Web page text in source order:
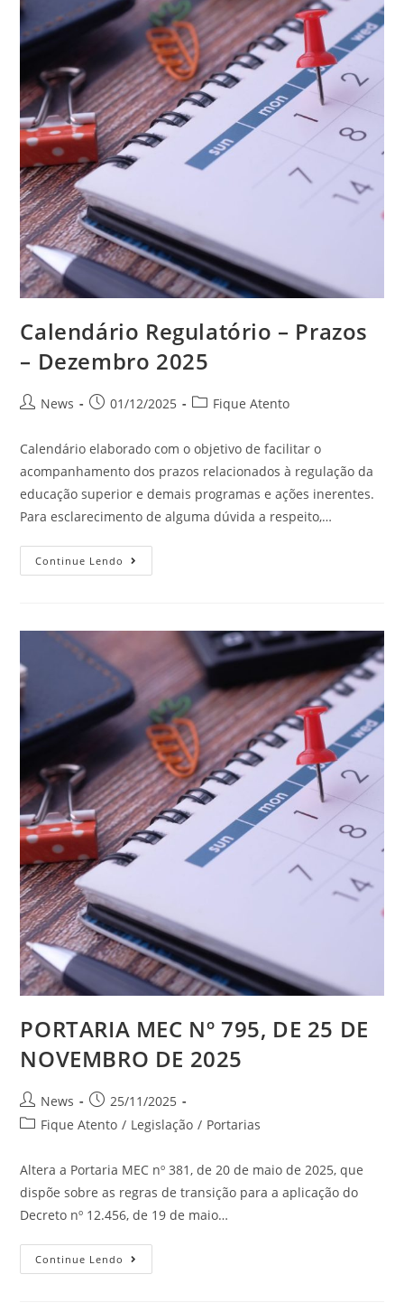
Calendário Regulatório – Prazos
– Dezembro 2025
News 01/12/2025 Fique Atento
Calendário elaborado com o objetivo de facilitar o
acompanhamento dos prazos relacionados à regulação da
educação superior e demais programas e ações inerentes.
Para esclarecimento de alguma dúvida a respeito,…
Continue Lendo
PORTARIA MEC Nº 795, DE 25 DE
NOVEMBRO DE 2025
News
25/11/2025
Fique Atento / Legislação / Portarias
Altera a Portaria MEC nº 381, de 20 de maio de 2025, que
dispõe sobre as regras de transição para a aplicação do
Decreto nº 12.456, de 19 de maio…
Continue Lendo